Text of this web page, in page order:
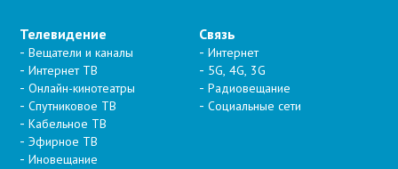
Телевидение
Вещатели и каналы
Интернет ТВ
Онлайн-кинотеатры
Спутниковое ТВ
Кабельное ТВ
Эфирное ТВ
Иновещание
Связь
Интернет
5G, 4G, 3G
Радиовещание
Социальные сети